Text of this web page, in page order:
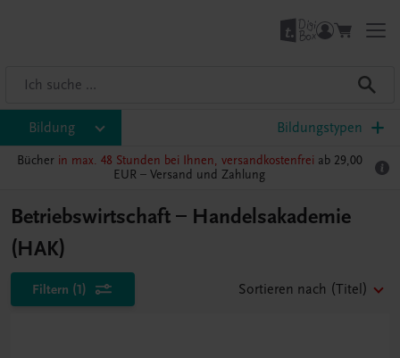
Bildung Bildungstypen
Bücher in max. 48 Stunden bei Ihnen, versandkostenfrei ab 29,00
EUR – Versand und Zahlung
Betriebswirtschaft – Handelsakademie
(HAK)
Filtern (1) Sortieren nach (Titel)